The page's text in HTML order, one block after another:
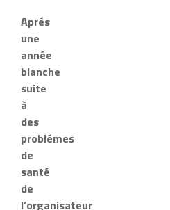
Aprés
une
année
blanche
suite
à
des
problémes
de
santé
de
l’organisateur